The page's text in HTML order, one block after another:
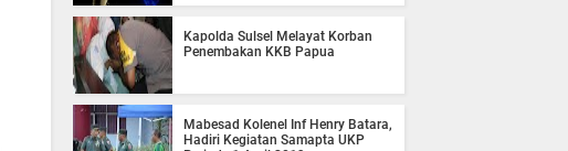
Kapolda Sulsel Melayat Korban
Penembakan KKB Papua
Mabesad Kolenel Inf Henry Batara,
Hadiri Kegiatan Samapta UKP